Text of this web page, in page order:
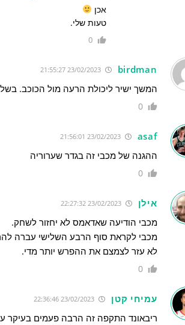
אכן
טעות שלי.
0
birdman
23/02/2023 21:55:27
המשך ישיר ליכולת הרעה מול הכוכב.
0
asaf
23/02/2023 21:56:01
ההגנה של מכבי זה בגדר שערוריה
0
אילן 23/02/2023 22:27:32
מכבי הודיעה שאדאמס לא יחזור לשחק.
לא עזר לצמצם את ההפרש יותר מדי.
0
עמיחי קטן
ריבאונד התקפה זה הרבה פעמים בעיקר